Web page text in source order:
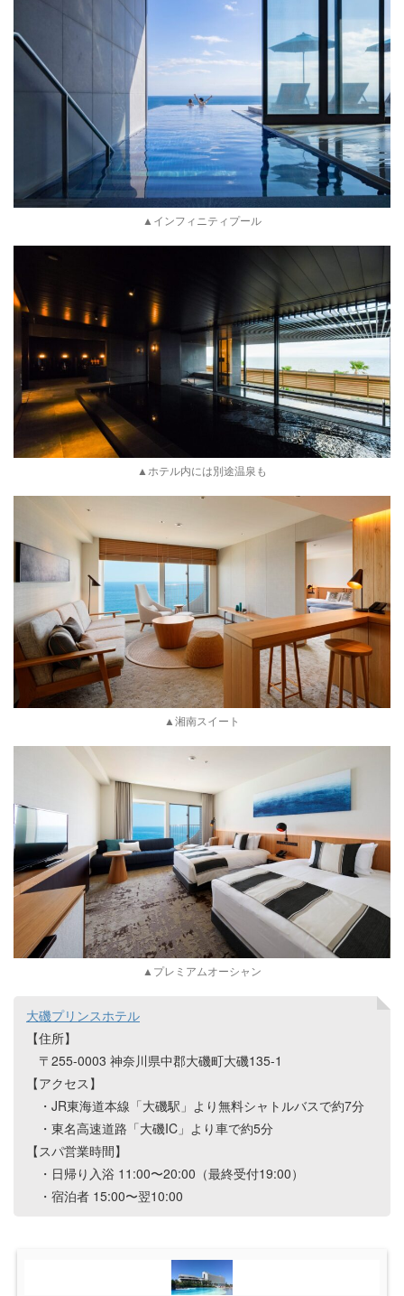
▲インフィニティプール
▲ホテル内には別途温泉も
▲湘南スイート
▲プレミアムオーシャン
大磯プリンスホテル
【住所】
〒255-0003 神奈川県中郡大磯町大磯135-1
【アクセス】
・JR東海道本線「大磯駅」より無料シャトルバスで約7分
・東名高速道路「大磯IC」より車で約5分
【スパ営業時間】
・日帰り入浴 11:00〜20:00（最終受付19:00）
・宿泊者 15:00〜翌10:00